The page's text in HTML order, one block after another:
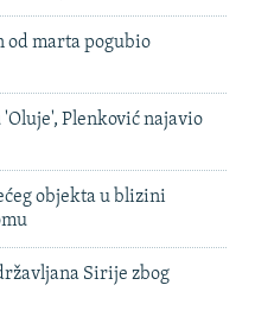
od marta pogubio
Plenković najavio
objekta u blizini
Sirije zbog